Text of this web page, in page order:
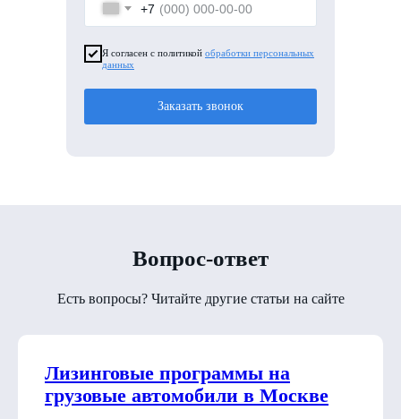
+7
Я согласен с политикой обработки персональных
данных
Заказать звонок
Вопрос-ответ
Есть вопросы? Читайте другие статьи на сайте
Лизинговые программы на
грузовые автомобили в Москве